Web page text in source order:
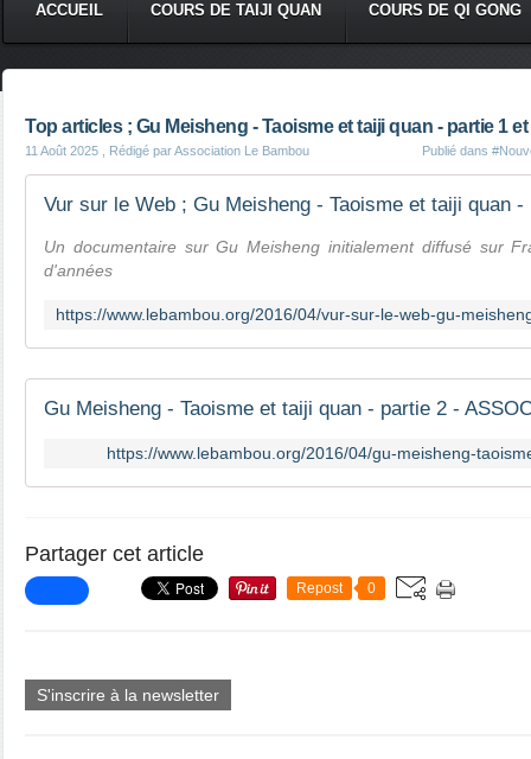
ACCUEIL COURS DE TAIJI QUAN COURS DE QI GONG
Top articles ; Gu Meisheng - Taoisme et taiji quan - partie 1 et
11 Août 2025 , Rédigé par Association Le Bambou Publié dans
Un documentaire sur Gu Meisheng initialement diffusé sur
d'années
https://www.lebambou.org/2016/04/gu-meisheng-
Partager cet article
Repost 0
S'inscrire à la newsletter